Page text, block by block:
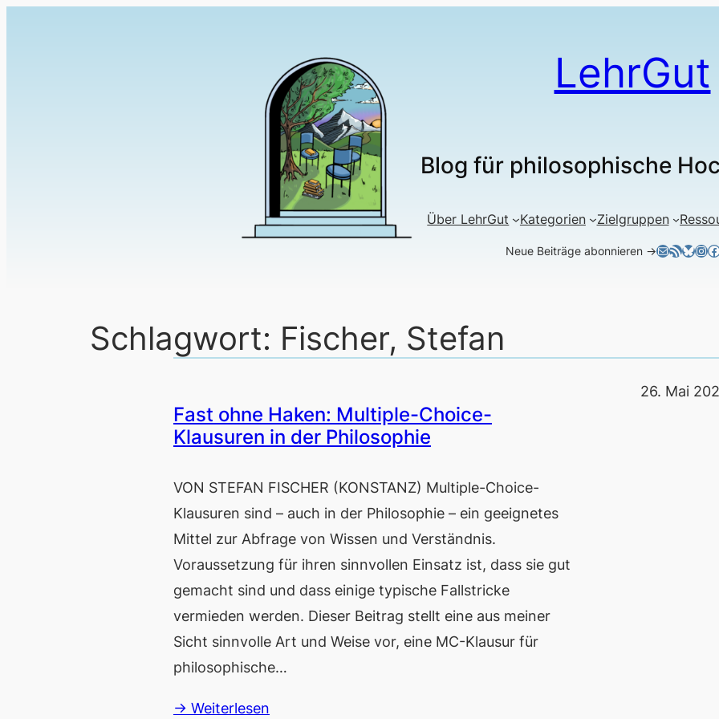
LehrGut
Blog für philosophische
Über LehrGut Kategorien Zielgruppen
Neue Beiträge abonnieren →E-MailRSS-Feed
Schlagwort: Fischer, Stefan
Fast ohne Haken: Multiple-Choice-
Klausuren in der Philosophie
VON STEFAN FISCHER (KONSTANZ) Multiple-Choice-
Klausuren sind – auch in der Philosophie – ein geeignetes
Mittel zur Abfrage von Wissen und Verständnis.
Voraussetzung für ihren sinnvollen Einsatz ist, dass sie gut
gemacht sind und dass einige typische Fallstricke
vermieden werden. Dieser Beitrag stellt eine aus meiner
Sicht sinnvolle Art und Weise vor, eine MC-Klausur für
philosophische…
→ Weiterlesen
26. Mai